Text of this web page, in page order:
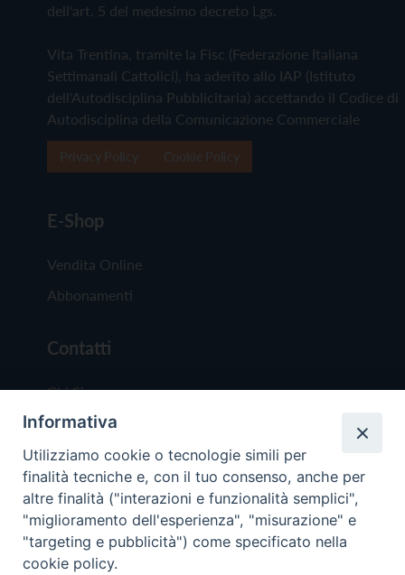
dell'art. 5 del medesimo decreto Lgs.
Vita Trentina, tramite la Fisc (Federazione Italiana
Settimanali Cattolici), ha aderito allo IAP (Istituto
dell'Autodisciplina Pubblicitaria) accettando il Codice di
Autodisciplina della Comunicazione Commerciale
E-Shop
Vendita Online
Abbonamenti
Contatti
Chi Siamo
Redazione
Scrivici
Copyright © 2019 - Tutti i diritti riservati - Vita
Informativa
Utilizziamo cookie o tecnologie simili per
finalità tecniche e, con il tuo consenso, anche per
altre finalità ("interazioni e funzionalità semplici",
"miglioramento dell'esperienza", "misurazione" e
"targeting e pubblicità") come specificato nella
cookie policy.